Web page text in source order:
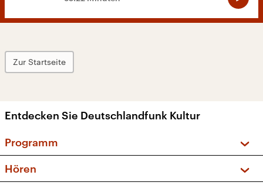
Zur Startseite
Entdecken Sie Deutschlandfunk Kultur
Programm
Sendungen und Podcasts
Hören